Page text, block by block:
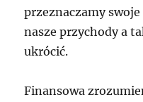
przeznaczamy
nasze przychody a
ukrócić.
Finansowa